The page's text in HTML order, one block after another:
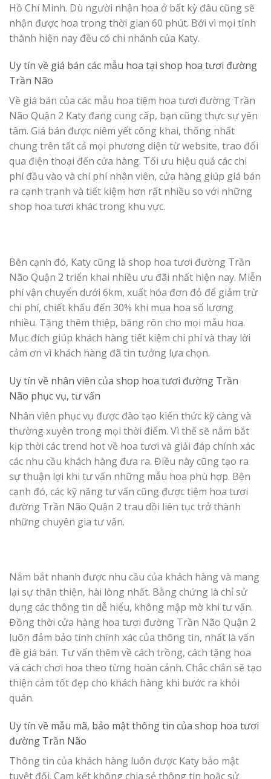
Hồ Chí Minh. Dù người nhận hoa ở bất kỳ đâu cũng sẽ
nhận được hoa trong thời gian 60 phút. Bởi vì mọi tỉnh
thành hiện nay đều có chi nhánh của Katy.
Uy tín về giá bán các mẫu hoa tại shop hoa tươi đường
Trần Não
Về giá bán của các mẫu hoa tiệm hoa tươi đường Trần
Não Quận 2 Katy đang cung cấp, bạn cũng thực sự yên
tâm. Giá bán được niêm yết công khai, thống nhất
chung trên tất cả mọi phương diện từ website, trao đổi
qua điện thoại đến cửa hàng. Tối ưu hiệu quả các chi
phí đầu vào và chi phí nhân viên, cửa hàng giúp giá bán
ra cạnh tranh và tiết kiệm hơn rất nhiều so với những
shop hoa tươi khác trong khu vực.
Bên cạnh đó, Katy cũng là shop hoa tươi đường Trần
Não Quận 2 triển khai nhiều ưu đãi nhất hiện nay. Miễn
phí vận chuyển dưới 6km, xuất hóa đơn đỏ để giảm trừ
chi phí, chiết khấu đến 30% khi mua hoa số lượng
nhiều. Tặng thêm thiệp, băng rôn cho mọi mẫu hoa.
Mục đích giúp khách hàng tiết kiệm chi phí và thay lời
cảm ơn vì khách hàng đã tin tưởng lựa chọn.
Uy tín về nhân viên của shop hoa tươi đường Trần
Não phục vụ, tư vấn
Nhân viên phục vụ được đào tạo kiến thức kỹ càng và
thường xuyên trong mọi thời điểm. Vì thế sẽ nắm bắt
kịp thời các trend hot về hoa tươi và giải đáp chính xác
các nhu cầu khách hàng đưa ra. Điều này cũng tạo ra
sự thuận lợi khi tư vấn những mẫu hoa phù hợp. Bên
cạnh đó, các kỹ năng tư vấn cũng được tiệm hoa tươi
đường Trần Não Quận 2 trau dồi liên tục trở thành
những chuyên gia tư vấn.
Nắm bắt nhanh được nhu cầu của khách hàng và mang
lại sự thân thiện, hài lòng nhất. Bằng chứng là chỉ sử
dụng các thông tin dễ hiểu, không mập mờ khi tư vấn.
Đồng thời cửa hàng hoa tươi đường Trần Não Quận 2
luôn đảm bảo tính chính xác của thông tin, nhất là vấn
đề giá bán. Tư vấn thêm về cách trồng, cách tặng hoa
và cách chơi hoa theo từng hoàn cảnh. Chắc chắn sẽ tạo
thiện cảm tốt đẹp cho khách hàng khi bước ra khỏi
quán.
Uy tín về mẫu mã, bảo mật thông tin của shop hoa tươi
đường Trần Não
Thông tin của khách hàng luôn được Katy bảo mật
tuyệt đối. Cam kết không chia sẻ thông tin hoặc sử